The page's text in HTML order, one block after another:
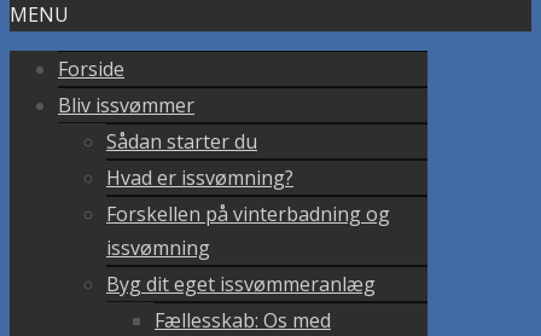
MENU
Forside
Bliv issvømmer
Sådan starter du
Hvad er issvømning?
Forskellen på vinterbadning og
issvømning
Byg dit eget issvømmeranlæg
Fællesskab: Os med